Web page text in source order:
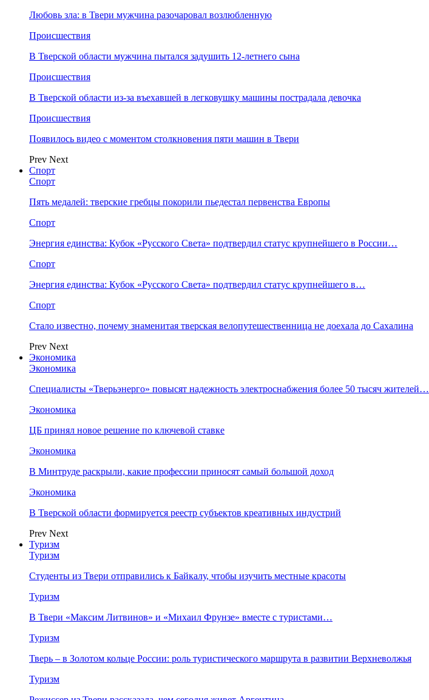
Любовь зла: в Твери мужчина разочаровал возлюбленную
Происшествия
В Тверской области мужчина пытался задушить 12-летнего сына
Происшествия
В Тверской области из-за въехавшей в легковушку машины пострадала девочка
Происшествия
Появилось видео с моментом столкновения пяти машин в Твери
Prev Next
Спорт
Спорт
Пять медалей: тверские гребцы покорили пьедестал первенства Европы
Спорт
Энергия единства: Кубок «Русского Света» подтвердил статус крупнейшего в России…
Спорт
Энергия единства: Кубок «Русского Света» подтвердил статус крупнейшего в…
Спорт
Стало известно, почему знаменитая тверская велопутешественница не доехала до Сахалина
Prev Next
Экономика
Экономика
Специалисты «Тверьэнерго» повысят надежность электроснабжения более 50 тысяч жителей…
Экономика
ЦБ принял новое решение по ключевой ставке
Экономика
В Минтруде раскрыли, какие профессии приносят самый большой доход
Экономика
В Тверской области формируется реестр субъектов креативных индустрий
Prev Next
Туризм
Туризм
Студенты из Твери отправились к Байкалу, чтобы изучить местные красоты
Туризм
В Твери «Максим Литвинов» и «Михаил Фрунзе» вместе с туристами…
Туризм
Тверь – в Золотом кольце России: роль туристического маршрута в развитии Верхневолжья
Туризм